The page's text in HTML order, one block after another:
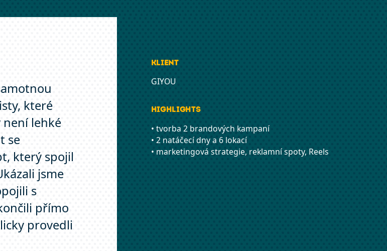
které
není lehké
se
který spojil
jsme
s
přímo
provedli
Klient
GIYOU
highlights
• tvorba 2 brandových kampaní
• 2 natáčecí dny a 6 lokací
• marketingová strategie, reklamní spoty, Reels